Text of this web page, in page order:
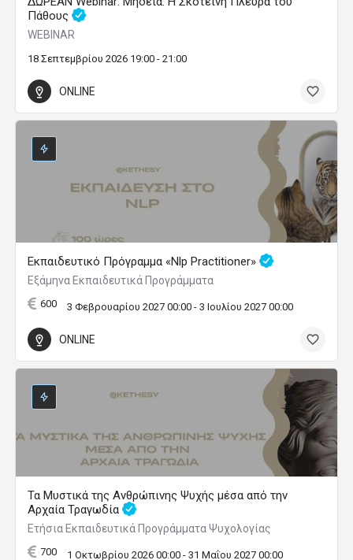
Πάθους
WEBINAR
18 Σεπτεμβρίου 2026 19:00 - 21:00
ONLINE
Εκπαιδευτικό Πρόγραμμα «Nlp Practitioner»
Εξάμηνα Εκπαιδευτικά Προγράμματα
600 3 Φεβρουαρίου 2027 00:00 - 3 Ιουλίου 2027 00:00
ONLINE
Τα Μυστικά της Ανθρώπινης Ψυχής μέσα από την
Αρχαία Τραγωδία
Ετήσια Εκπαιδευτικά Προγράμματα Ψυχολογίας
700 1 Οκτωβρίου 2026 00:00 - 31 Μαΐου 2027 00:00